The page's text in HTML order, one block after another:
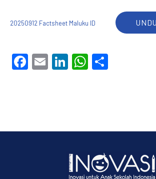
20250912 Factsheet Maluku ID
Facebook
EmailLinkedIn
WhatsApp